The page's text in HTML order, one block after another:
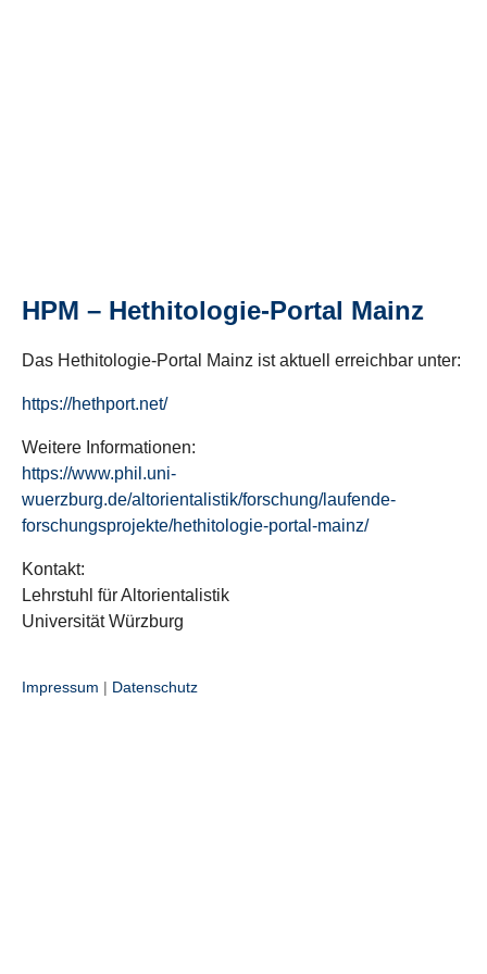
HPM – Hethitologie-Portal Mainz
Das Hethitologie-Portal Mainz ist aktuell erreichbar unter:
https://hethport.net/
Weitere Informationen:
https://www.phil.uni-
wuerzburg.de/altorientalistik/forschung/laufende-
forschungsprojekte/hethitologie-portal-mainz/
Kontakt:
Lehrstuhl für Altorientalistik
Universität Würzburg
Impressum | Datenschutz